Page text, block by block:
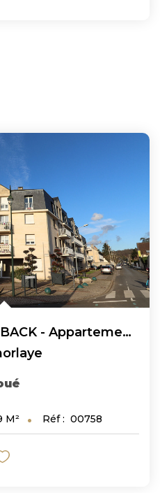
EXCLUSIVITE COMEBACK - Appartement À Louer À Lamorlaye 3...
M² Réf : 00758